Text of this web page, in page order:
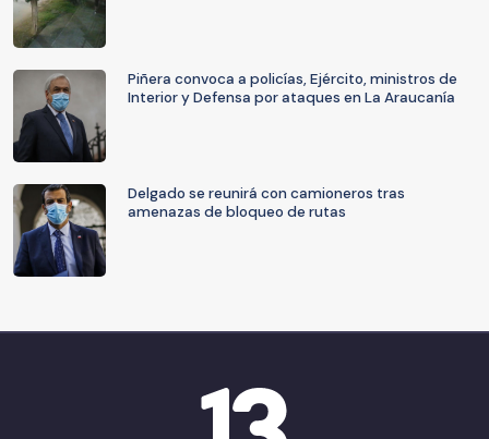
Piñera convoca a policías, Ejército, ministros de
Interior y Defensa por ataques en La Araucanía
Delgado se reunirá con camioneros tras
amenazas de bloqueo de rutas